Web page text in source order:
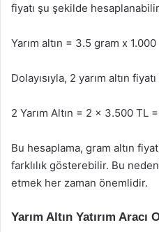
fiyatı şu şekilde
Yarım altın = 3.5 gram x
Dolayısıyla, 2 yarım altın
2 Yarım Altın = 2 x 3.500 TL
Bu hesaplama, gram altın
farklılık gösterebilir. Bu
etmek her zaman önemlidir.
Yarım Altın Yatırım Aracı